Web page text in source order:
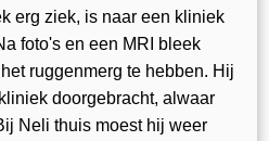
erg ziek, is naar een kliniek
foto's en een MRI bleek
ruggenmerg te hebben. Hij
doorgebracht, alwaar
Neli thuis moest hij weer